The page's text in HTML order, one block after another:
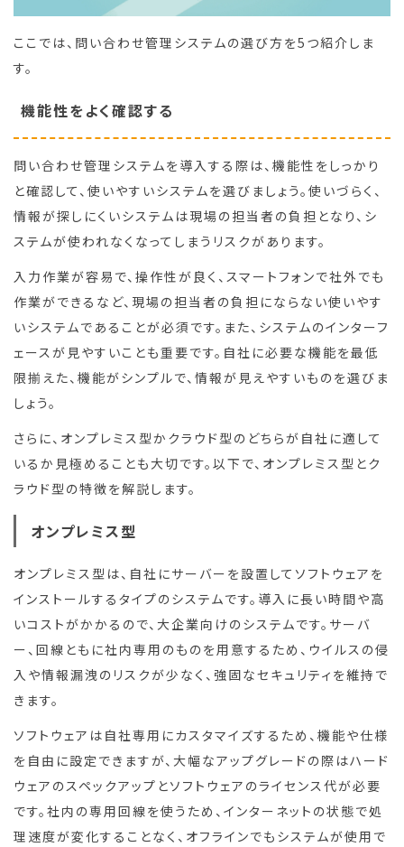
ここでは、問い合わせ管理システムの選び方を5つ紹介しま
す。
機能性をよく確認する
問い合わせ管理システムを導入する際は、機能性をしっかり
と確認して、使いやすいシステムを選びましょう。使いづらく、
情報が探しにくいシステムは現場の担当者の負担となり、シ
ステムが使われなくなってしまうリスクがあります。
入力作業が容易で、操作性が良く、スマートフォンで社外でも
作業ができるなど、現場の担当者の負担にならない使いやす
いシステムであることが必須です。また、システムのインターフ
ェースが見やすいことも重要です。自社に必要な機能を最低
限揃えた、機能がシンプルで、情報が見えやすいものを選びま
しょう。
さらに、オンプレミス型かクラウド型のどちらが自社に適して
いるか見極めることも大切です。以下で、オンプレミス型とク
ラウド型の特徴を解説します。
オンプレミス型
オンプレミス型は、自社にサーバーを設置してソフトウェアを
インストールするタイプのシステムです。導入に長い時間や高
いコストがかかるので、大企業向けのシステムです。サーバ
ー、回線ともに社内専用のものを用意するため、ウイルスの侵
入や情報漏洩のリスクが少なく、強固なセキュリティを維持で
きます。
ソフトウェアは自社専用にカスタマイズするため、機能や仕様
を自由に設定できますが、大幅なアップグレードの際はハード
ウェアのスペックアップとソフトウェアのライセンス代が必要
です。社内の専用回線を使うため、インターネットの状態で処
理速度が変化することなく、オフラインでもシステムが使用で